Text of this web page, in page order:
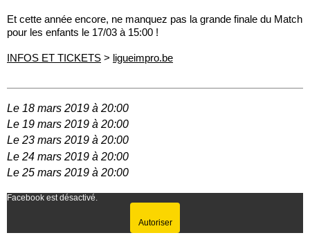
Et cette année encore, ne manquez pas la grande finale du Match
pour les enfants le 17/03 à 15:00 !
INFOS ET TICKETS > ligueimpro.be
Le 18 mars 2019 à 20:00
Le 19 mars 2019 à 20:00
Le 23 mars 2019 à 20:00
Le 24 mars 2019 à 20:00
Le 25 mars 2019 à 20:00
Facebook est désactivé.
Autoriser